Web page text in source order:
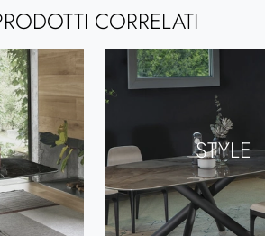
CORRELATI
STYLE